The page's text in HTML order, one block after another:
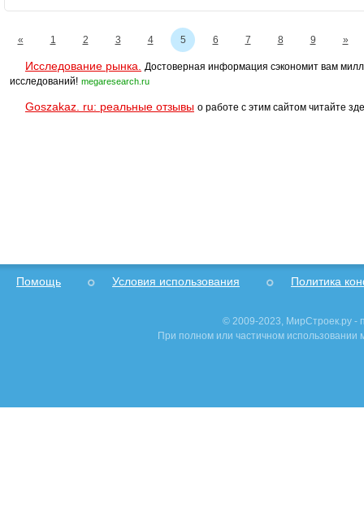
« 1 2 3 4 5 6 7 8 9 »
Исследование рынка.
Достоверная информация сэкономит вам
исследований! megaresearch.ru
Goszakaz. ru: реальные отзывы о работе с этим сайтом читайте
Помощь Условия использования Политика
© 2009-2023, МирСтроек.ру -
При полном или частичном использовании